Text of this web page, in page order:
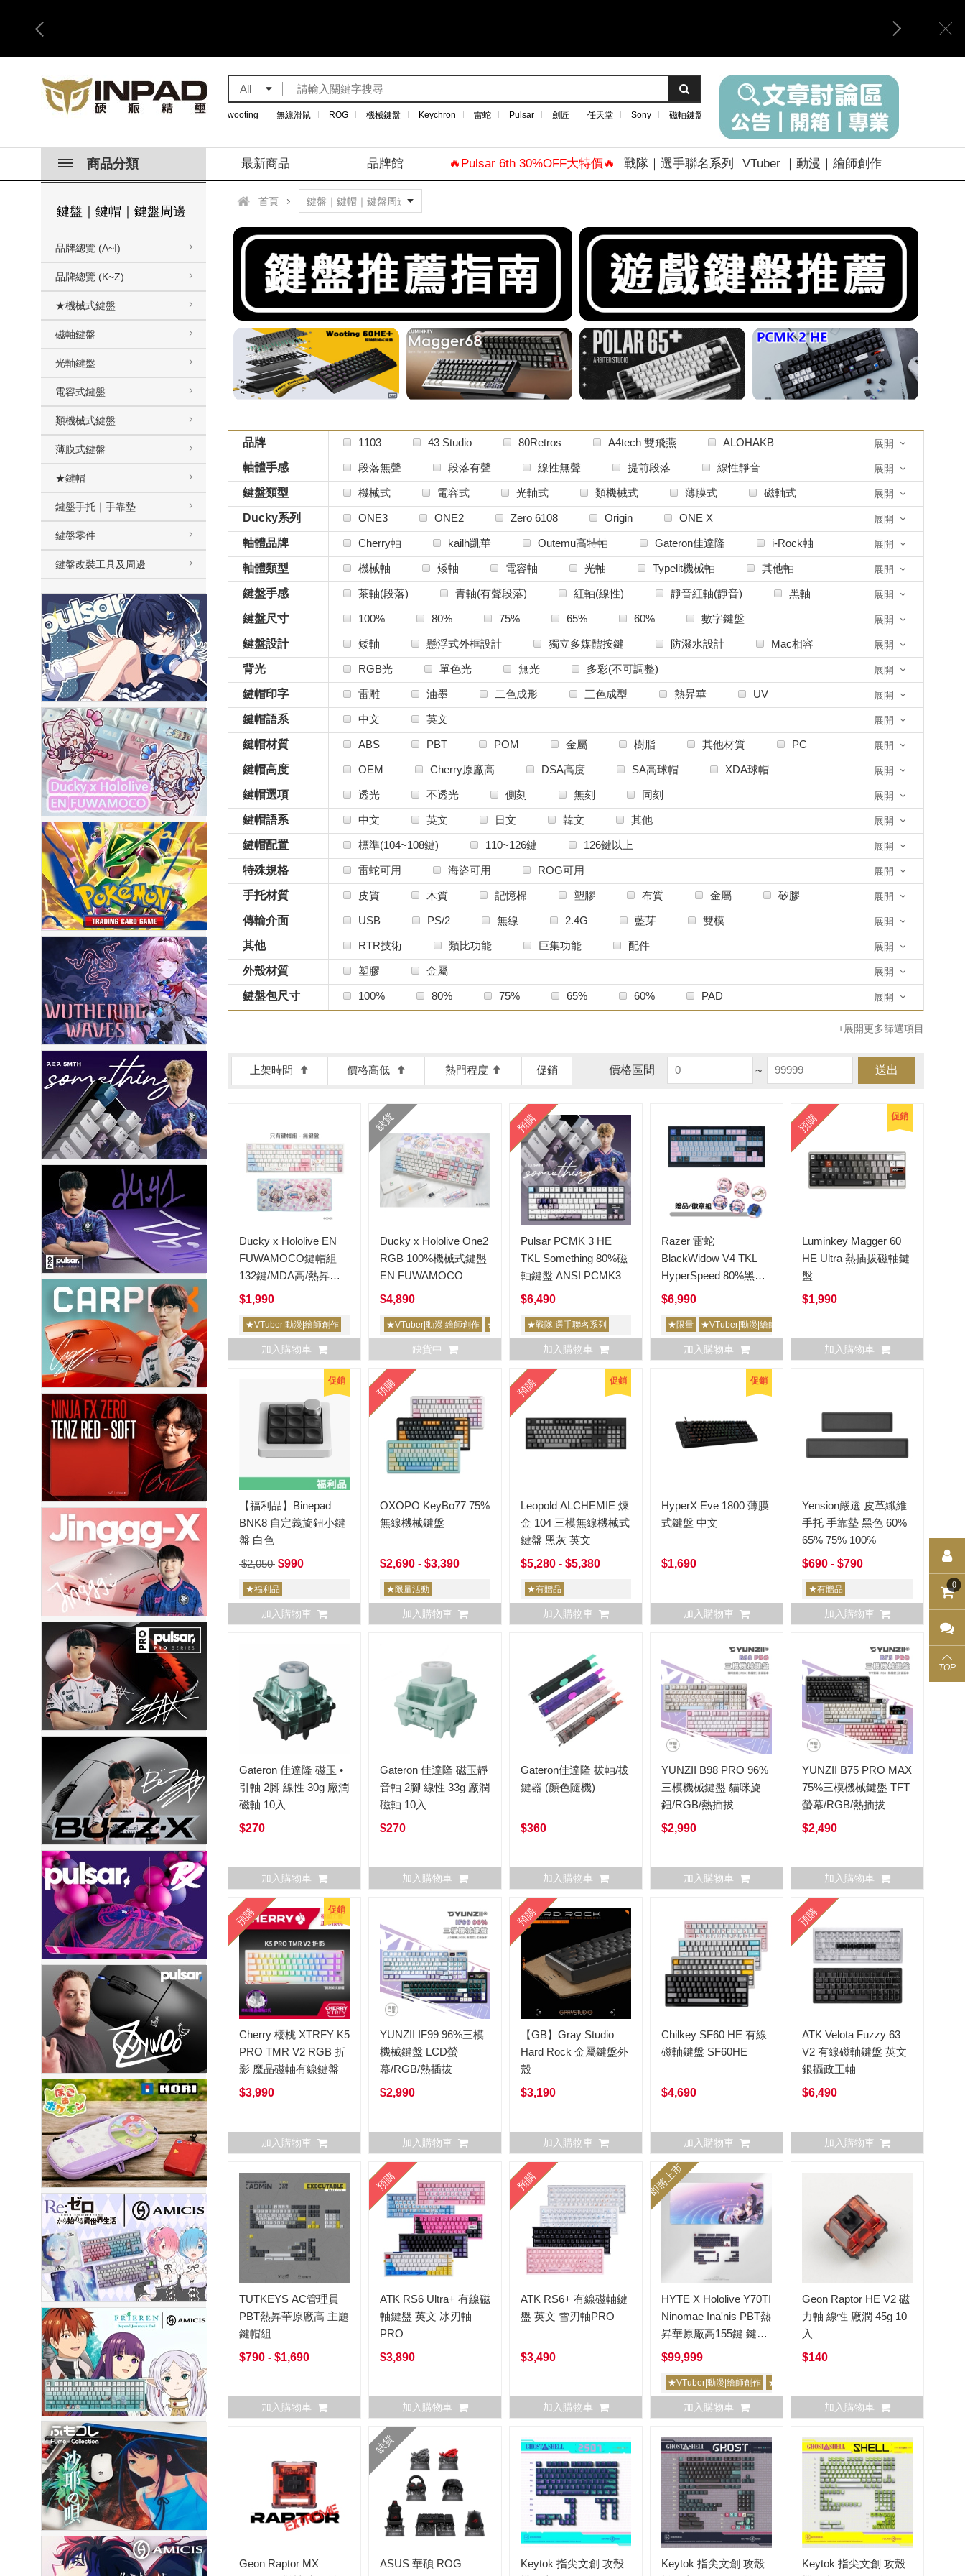
All
wooting 無線滑鼠 ROG 機械鍵盤 Keychron 雷蛇 Pulsar 劍匠 任天堂 Sony 磁軸鍵盤
商品分類 最新商品 品牌館 🔥Pulsar 6th 30%OFF大特價🔥 戰隊｜選手聯名系列 VTuber ｜動漫｜繪師創作
鍵盤｜鍵帽｜鍵盤周邊
品牌總覽 (A~I)
品牌總覽 (K~Z)
★機械式鍵盤
磁軸鍵盤
光軸鍵盤
電容式鍵盤
類機械式鍵盤
薄膜式鍵盤
★鍵帽
鍵盤手托｜手靠墊
鍵盤零件
鍵盤改裝工具及周邊
首頁
品牌 1103 43 Studio 80Retros A4tech 雙飛燕
ALOHAKB
AMICIS
ASUS 華碩 ATK AZIO
Arbiter Studio
BA Studio
Binepad CHERRY櫻桃 Chilkey
CoolerMaster 酷碼
Corsair海盜船電競
Cougar 美洲獅 DIGIFAST迅華
DarkFlash大飛
Ducky Durock EPOMAKER
Echokeys
Esports Tiger虎符電競
Everglide FBB FILCO
Fumo-Collection
GLOVE Design
Gateron佳達隆 GattMoo Geistmaschine
Geon
Glorious
GoMaster
GuGu
HOT KEYS PROJECT
HYTE HyperX
I-ROCKS 艾芮克
IQMORE
JI-Zun 吉尊 JWK KBParadise
Kailh凱華
Kelowna
KeyFirst KeyKobo Keyboard Science
KeysMe
Keytok LEXMA Leopold Lexking
M.ONE Lab
MONTECH君主
Meletrix Milkyway Mistel密斯特
Mode
Mostly默思利
Moyu.studio NuPhy OTHER其他
OXOPO
Onekey
OwLab Pulsar QKA space
Qwertykeys
RAKKA
ROYAL KLUDGE Razer 雷蛇
Realforce
SONY INZONE
SP-STAR SPRIT
Sakura Workshop
SaturnStudio
SteelSeries 賽睿 TBS TEX
TTC
TUTKEYS土醬
TX KEYBOARD
Tt eSPORTS
Varmilo 阿米洛 Vividkey 霓鍵坊 Vortex
WOB
WasangShow 花生騷
Wooting WuqueStudio XIKII
YUNZII
Yension嚴選 Zero-G Studio
iKBC
子午晨昏
炸蝦粒客製化
蕉猿淡白 鍵帽館 頑皮匠 飾鍵屋
展開
軸體手感 段落無聲 段落有聲 線性無聲 提前段落 線性靜音 展開
鍵盤類型 機械式 電容式 光軸式 類機械式 薄膜式 磁軸式 展開
Ducky系列 ONE3 ONE2 Zero 6108 Origin ONE X 展開
軸體品牌 Cherry軸 kailh凱華 Outemu高特軸 Gateron佳達隆
i-Rock軸
Razer軸
Roccat Titan軸 TTC軸 羅技G軸 其他品牌
展開
軸體類型 機械軸 矮軸 電容軸 光軸 Typelit機械軸 其他軸 展開
鍵盤手感 茶軸(段落) 青軸(有聲段落) 紅軸(線性) 靜音紅軸(靜音)
黑軸
銀軸
其他
展開
鍵盤尺寸 100% 80% 75% 65% 60%
數字鍵盤
特殊尺寸
展開
鍵盤設計 矮軸 懸浮式外框設計 獨立多媒體按鍵 防潑水設計 Mac相容 展開
背光 RGB光 單色光 無光 多彩(不可調整) 展開
鍵帽印字 雷雕 油墨 二色成形 三色成型 熱昇華
UV
個性鍵帽
展開
鍵帽語系 中文 英文 展開
鍵帽材質 ABS PBT POM 金屬 樹脂 其他材質 PC 展開
鍵帽高度 OEM Cherry原廠高 DSA高度 SA高球帽
XDA球帽
MDA球帽
矮鍵帽 打字機鍵帽 ADA
展開
鍵帽選項 透光 不透光 側刻 無刻 同刻 展開
鍵帽語系 中文 英文 日文 韓文 其他 展開
鍵帽配置 標準(104~108鍵) 110~126鍵 126鍵以上 展開
特殊規格 雷蛇可用 海盜可用 ROG可用 展開
手托材質 皮質 木質 記憶棉 塑膠 布質 金屬 矽膠 展開
傳輸介面 USB PS/2 無線 2.4G 藍芽 雙模 展開
其他 RTR技術 類比功能 巨集功能 配件 展開
外殼材質 塑膠 金屬 展開
鍵盤包尺寸 100% 80% 75% 65% 60% PAD 展開
+展開更多篩選項目
上架時間 價格高低 熱門程度 促銷 價格區間 ~ 送出
Ducky x Hololive EN
FUWAMOCO鍵帽組
132鍵/MDA高/熱昇華
+滑鼠墊
$1,990
★VTuber|動漫|繪師創作
加入購物車
缺貨
Ducky x Hololive One2
RGB 100%機械式鍵盤
EN FUWAMOCO
$4,890
★VTuber|動漫|繪師創作 ★限量
缺貨中
預購
Pulsar PCMK 3 HE
TKL Something 80%磁
軸鍵盤 ANSI PCMK3
$6,490
★戰隊|選手聯名系列
加入購物車
Razer 雷蛇
BlackWidow V4 TKL
HyperSpeed 80%黑寡
婦蜘蛛機械式鍵盤 鳴潮
Wuthering Waves
$6,990
★限量 ★VTuber|動漫|繪師創作
加入購物車
預購 促銷
Luminkey Magger 60
HE Ultra 熱插拔磁軸鍵
盤
$1,990
加入購物車
促銷
【福利品】Binepad
BNK8 自定義旋鈕小鍵
盤 白色
$2,050 $990
★福利品
加入購物車
預購
OXOPO KeyBo77 75%
無線機械鍵盤
$2,690 - $3,390
★限量活動
加入購物車
預購 促銷
Leopold ALCHEMIE 煉
金 104 三模無線機械式
鍵盤 黑灰 英文
$5,280 - $5,380
★有贈品
加入購物車
促銷
HyperX Eve 1800 薄膜
式鍵盤 中文
$1,690
加入購物車
Yension嚴選 皮革纖維
手托 手靠墊 黑色 60%
65% 75% 100%
$690 - $790
★有贈品
加入購物車
Gateron 佳達隆 磁玉 •
引軸 2腳 線性 30g 廠潤
磁軸 10入
$270
加入購物車
Gateron 佳達隆 磁玉靜
音軸 2腳 線性 33g 廠潤
磁軸 10入
$270
加入購物車
Gateron佳達隆 拔軸/拔
鍵器 (顏色隨機)
$360
加入購物車
YUNZII B98 PRO 96%
三模機械鍵盤 貓咪旋
鈕/RGB/熱插拔
$2,990
加入購物車
YUNZII B75 PRO MAX
75%三模機械鍵盤 TFT
螢幕/RGB/熱插拔
$2,490
加入購物車
預購 促銷
Cherry 櫻桃 XTRFY K5
PRO TMR V2 RGB 折
影 魔晶磁軸有線鍵盤
$3,990
加入購物車
YUNZII IF99 96%三模
機械鍵盤 LCD螢
幕/RGB/熱插拔
$2,990
加入購物車
預購
【GB】Gray Studio
Hard Rock 金屬鍵盤外
殼
$3,190
加入購物車
Chilkey SF60 HE 有線
磁軸鍵盤 SF60HE
$4,690
加入購物車
預購
ATK Velota Fuzzy 63
V2 有線磁軸鍵盤 英文
銀攝政王軸
$6,490
加入購物車
TUTKEYS AC管理員
PBT熱昇華原廠高 主題
鍵帽組
$790 - $1,690
加入購物車
預購
ATK RS6 Ultra+ 有線磁
軸鍵盤 英文 冰刃軸
PRO
$3,890
加入購物車
預購
ATK RS6+ 有線磁軸鍵
盤 英文 雪刃軸PRO
$3,490
加入購物車
即將上市
HYTE X Hololive Y70TI
Ninomae Ina'nis PBT熱
昇華原廠高155鍵 鍵帽
組+滑鼠墊 聯名限量版
$99,999
★VTuber|動漫|繪師創作 ★限量
加入購物車
Geon Raptor HE V2 磁
力軸 線性 廠潤 45g 10
入
$140
加入購物車
Geon Raptor MX
缺貨
ASUS 華碩 ROG
Keytok 指尖文創 攻殼
Keytok 指尖文創 攻殼
Keytok 指尖文創 攻殼
0
TOP